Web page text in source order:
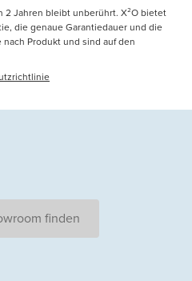
Jahren bleibt unberührt. X²O bietet
die genaue Garantiedauer und die
Produkt und sind auf den
finden